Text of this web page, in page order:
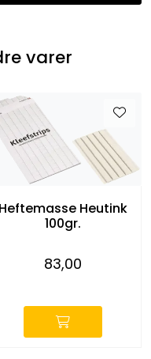
varer
Heftemasse Heutink
100gr.
83,00